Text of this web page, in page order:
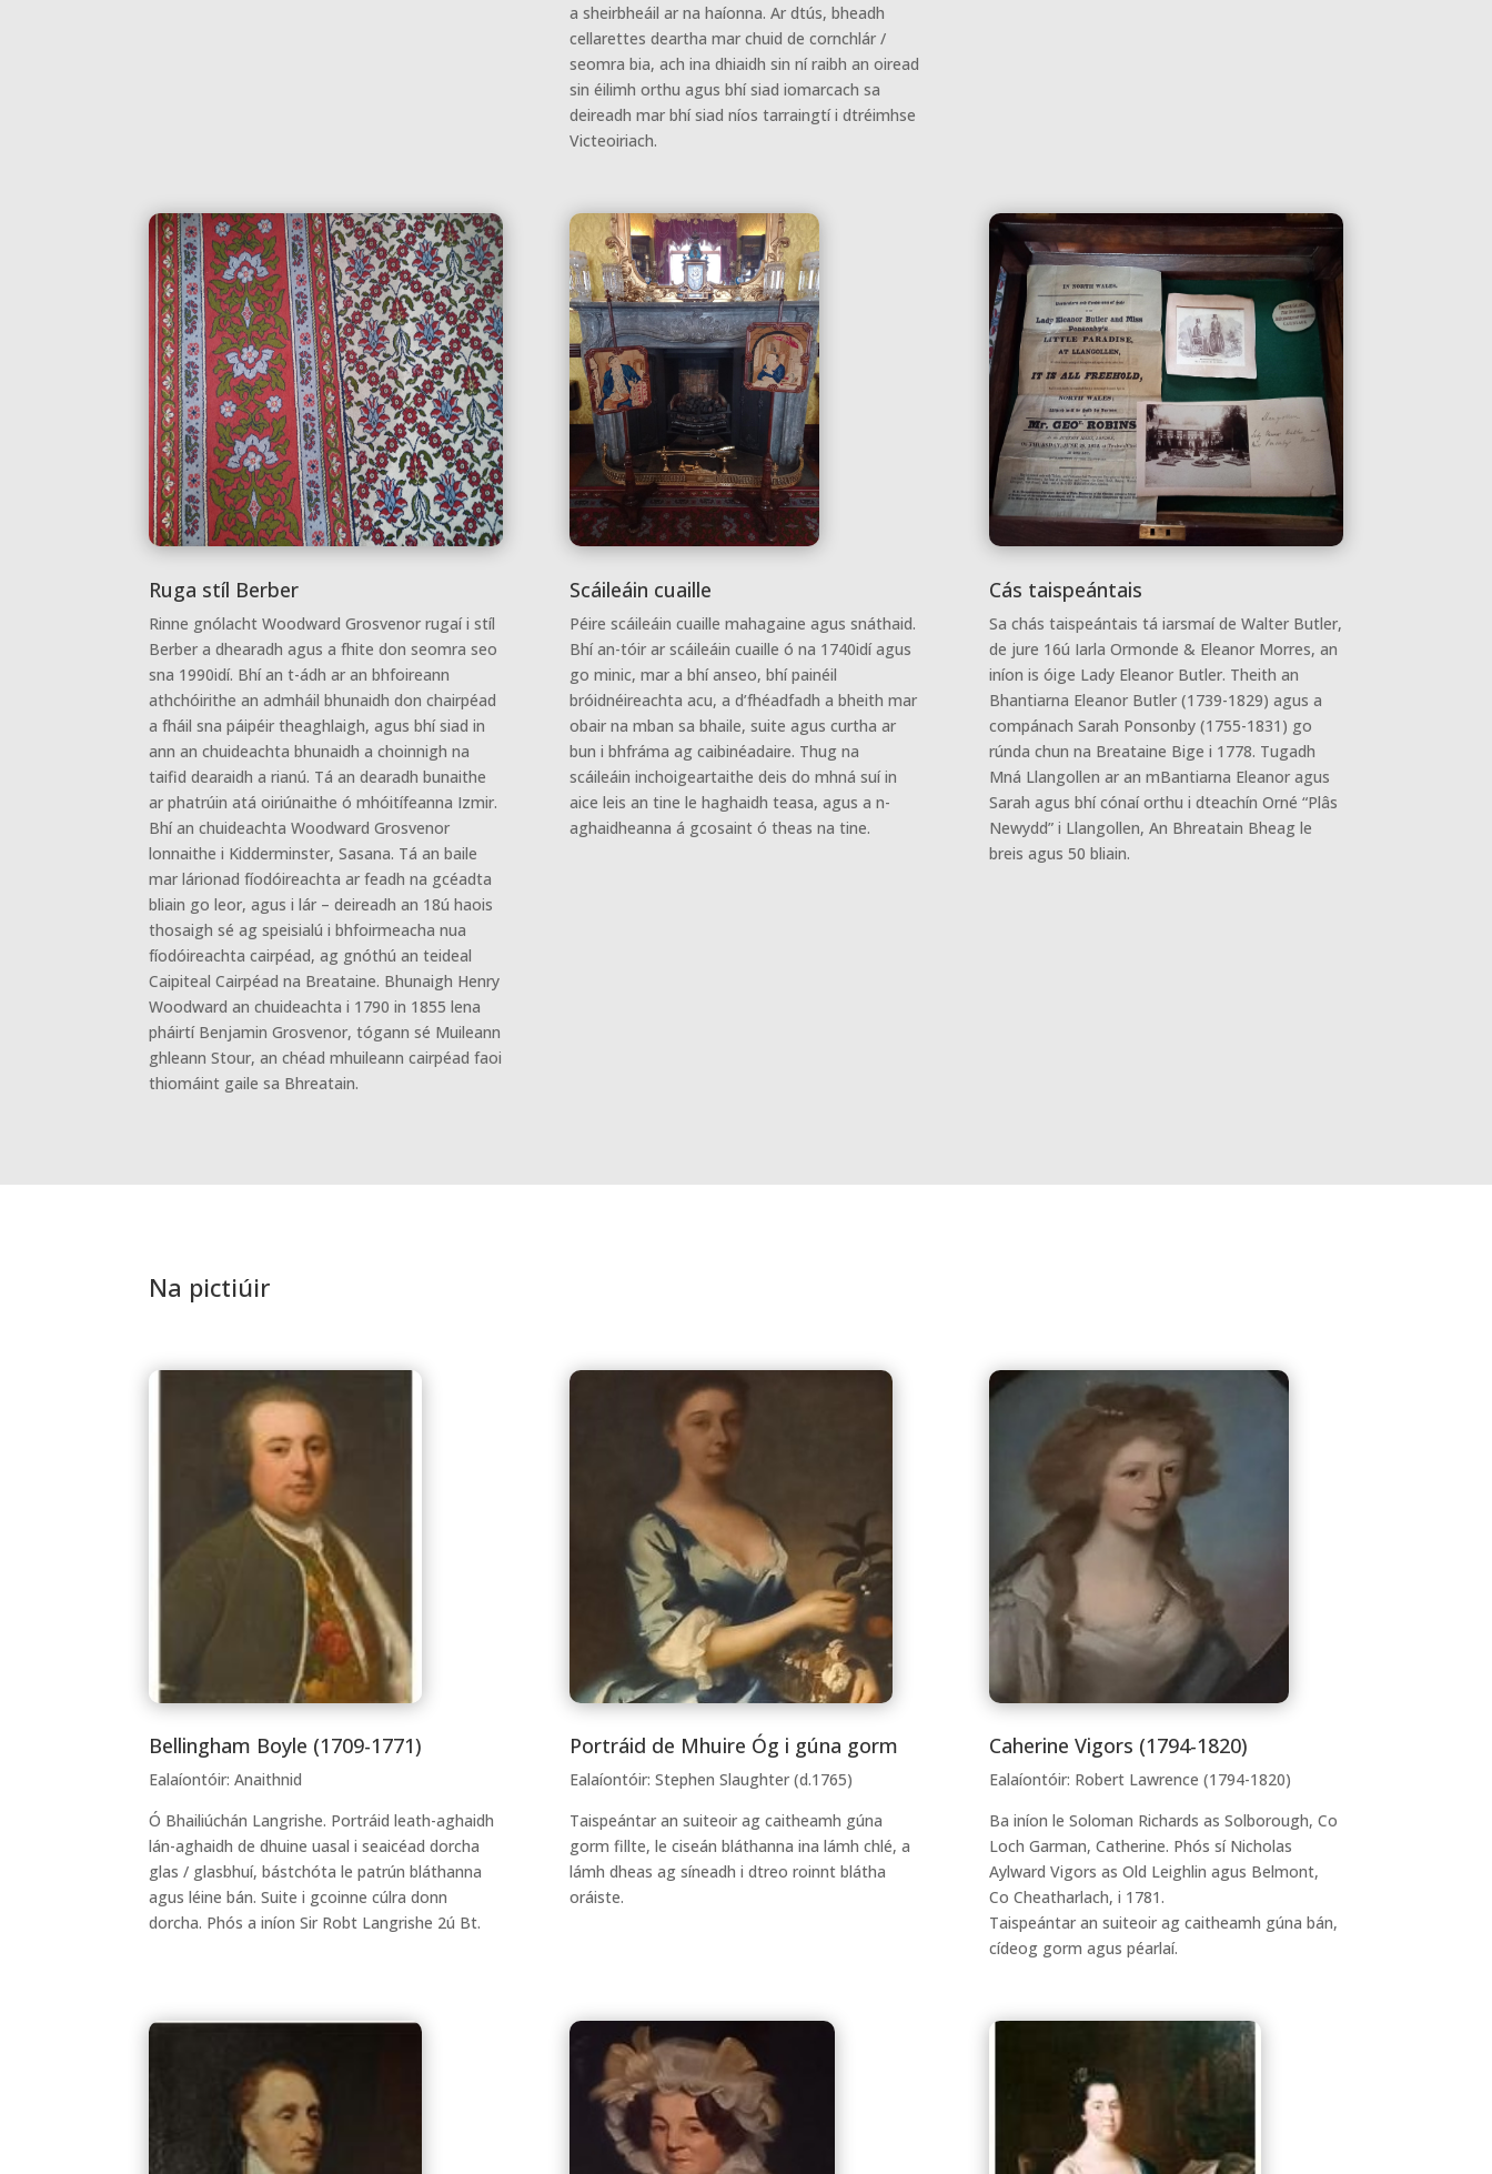
a sheirbheáil ar na haíonna. Ar dtús, bheadh
cellarettes deartha mar chuid de cornchlár /
seomra bia, ach ina dhiaidh sin ní raibh an oiread
sin éilimh orthu agus bhí siad iomarcach sa
deireadh mar bhí siad níos tarraingtí i dtréimhse
Victeoiriach.
Ruga stíl Berber
Rinne gnólacht Woodward Grosvenor rugaí i stíl
Berber a dhearadh agus a fhite don seomra seo
sna 1990idí. Bhí an t-ádh ar an bhfoireann
athchóirithe an admháil bhunaidh don chairpéad
a fháil sna páipéir theaghlaigh, agus bhí siad in
ann an chuideachta bhunaidh a choinnigh na
taifid dearaidh a rianú. Tá an dearadh bunaithe
ar phatrúin atá oiriúnaithe ó mhóitífeanna Izmir.
Bhí an chuideachta Woodward Grosvenor
lonnaithe i Kidderminster, Sasana. Tá an baile
mar lárionad fíodóireachta ar feadh na gcéadta
bliain go leor, agus i lár – deireadh an 18ú haois
thosaigh sé ag speisialú i bhfoirmeacha nua
fíodóireachta cairpéad, ag gnóthú an teideal
Caipiteal Cairpéad na Breataine. Bhunaigh Henry
Woodward an chuideachta i 1790 in 1855 lena
pháirtí Benjamin Grosvenor, tógann sé Muileann
ghleann Stour, an chéad mhuileann cairpéad faoi
thiomáint gaile sa Bhreatain.
Scáileáin cuaille
Péire scáileáin cuaille mahagaine agus snáthaid.
Bhí an-tóir ar scáileáin cuaille ó na 1740idí agus
go minic, mar a bhí anseo, bhí painéil
bróidnéireachta acu, a d’fhéadfadh a bheith mar
obair na mban sa bhaile, suite agus curtha ar
bun i bhfráma ag caibinéadaire. Thug na
scáileáin inchoigeartaithe deis do mhná suí in
aice leis an tine le haghaidh teasa, agus a n-
aghaidheanna á gcosaint ó theas na tine.
Cás taispeántais
Sa chás taispeántais tá iarsmaí de Walter Butler,
de jure 16ú Iarla Ormonde & Eleanor Morres, an
iníon is óige Lady Eleanor Butler. Theith an
Bhantiarna Eleanor Butler (1739-1829) agus a
compánach Sarah Ponsonby (1755-1831) go
rúnda chun na Breataine Bige i 1778. Tugadh
Mná Llangollen ar an mBantiarna Eleanor agus
Sarah agus bhí cónaí orthu i dteachín Orné “Plâs
Newydd” i Llangollen, An Bhreatain Bheag le
breis agus 50 bliain.
Na pictiúir
Bellingham Boyle (1709-1771)
Ealaíontóir: Anaithnid
Ó Bhailiúchán Langrishe. Portráid leath-aghaidh
lán-aghaidh de dhuine uasal i seaicéad dorcha
glas / glasbhuí, bástchóta le patrún bláthanna
agus léine bán. Suite i gcoinne cúlra donn
dorcha. Phós a iníon Sir Robt Langrishe 2ú Bt.
Portráid de Mhuire Óg i gúna gorm
Ealaíontóir: Stephen Slaughter (d.1765)
Taispeántar an suiteoir ag caitheamh gúna
gorm fillte, le ciseán bláthanna ina lámh chlé, a
lámh dheas ag síneadh i dtreo roinnt blátha
oráiste.
Caherine Vigors (1794-1820)
Ealaíontóir: Robert Lawrence (1794-1820)
Ba iníon le Soloman Richards as Solborough, Co
Loch Garman, Catherine. Phós sí Nicholas
Aylward Vigors as Old Leighlin agus Belmont,
Co Cheatharlach, i 1781.
Taispeántar an suiteoir ag caitheamh gúna bán,
cídeog gorm agus péarlaí.